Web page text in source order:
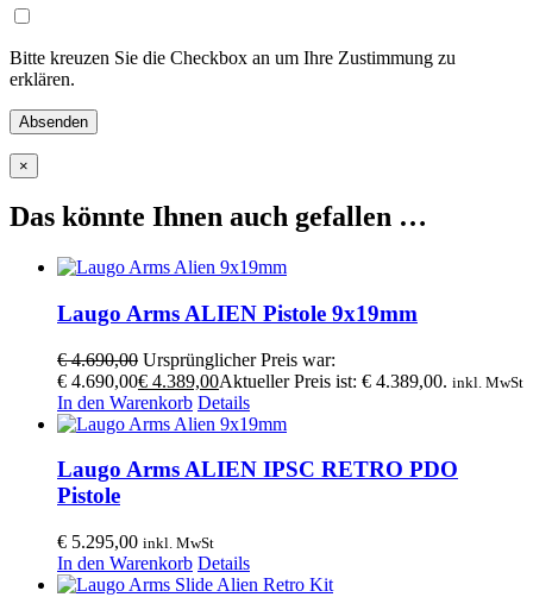
Bitte kreuzen Sie die Checkbox an um Ihre Zustimmung zu
erklären.
×
Das könnte Ihnen auch gefallen …
Laugo Arms ALIEN Pistole 9x19mm
€4.690,00 Ursprünglicher Preis war:
€ 4.690,00€ 4.389,00Aktueller Preis ist: € 4.389,00. inkl. MwSt
In den Warenkorb Details
Laugo Arms ALIEN IPSC RETRO PDO
Pistole
€ 5.295,00 inkl. MwSt
In den Warenkorb Details